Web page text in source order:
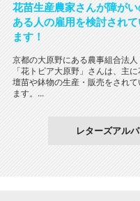
花苗生産農家さんが障が
ある人の雇用を検討され
ます！
京都の大原野にある農事組合法人
「花トピア大原野」さんは、主に
壇苗や鉢物の生産・販売をされて
ます。...
レターズアル